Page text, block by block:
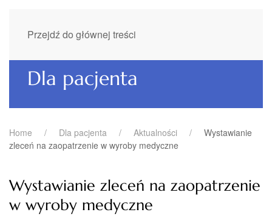
Przejdź do głównej treści
Dla pacjenta
Home Dla pacjenta Aktualności
Wystawianie
zleceń na zaopatrzenie w wyroby medyczne
Wystawianie zleceń na zaopatrzenie
w wyroby medyczne